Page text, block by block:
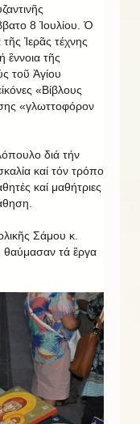
8 Ἰουλίου. Ὁ
Ἱερᾶς τέχνης
ἒννοια τῆς
τοῦ Ἁγίου
«Βίβλους
«γλωττοφόρον
διά τήν
καί τόν τρόπο
καί μαθήτριες
Σάμου κ.
θαύμασαν τά ἒργα